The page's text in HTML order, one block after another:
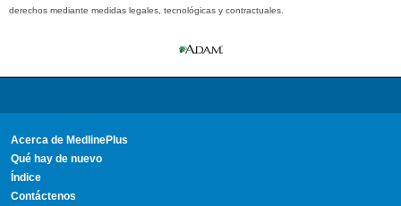
derechos mediante medidas legales, tecnológicas y contractuales.
Acerca de MedlinePlus
Qué hay de nuevo
Índice
Contáctenos